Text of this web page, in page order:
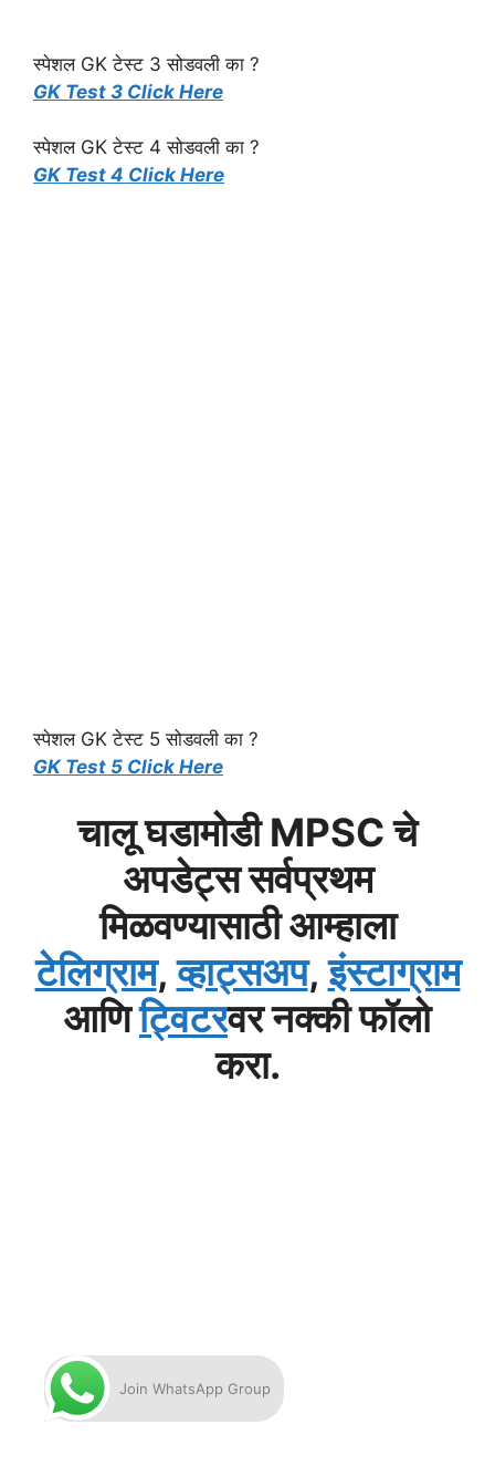
स्पेशल GK टेस्ट 3 सोडवली का ?
GK Test 3 Click Here
स्पेशल GK टेस्ट 4 सोडवली का ?
GK Test 4 Click Here
स्पेशल GK टेस्ट 5 सोडवली का ?
GK Test 5 Click Here
चालू घडामोडी MPSC चे
अपडेट्स सर्वप्रथम
मिळवण्यासाठी आम्हाला
टेलिग्राम,व्हाट्सअप,इंस्टाग्राम
आणिट्विटरवर नक्की फॉलो
करा.
Join WhatsApp Group